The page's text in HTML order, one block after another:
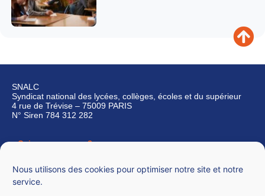
Nous utilisons des cookies pour optimiser notre site et notre
service.
SNALC
Syndicat national des lycées, collèges, écoles et du supérieur
4 rue de Trévise – 75009 PARIS
N° Siren 784 312 282
Qui sommes-nous ?